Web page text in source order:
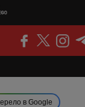
в Google